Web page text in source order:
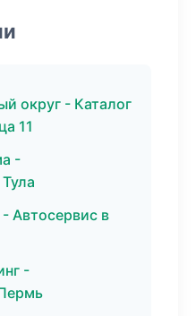
округ - Каталог
11
-
Автосервис в
-